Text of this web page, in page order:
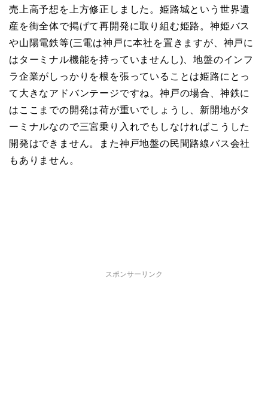
売上高予想を上方修正しました。姫路城という世界遺
産を街全体で掲げて再開発に取り組む姫路。神姫バス
や山陽電鉄等(三電は神戸に本社を置きますが、神戸に
はターミナル機能を持っていませんし)、地盤のインフ
ラ企業がしっかりを根を張っていることは姫路にとっ
て大きなアドバンテージですね。神戸の場合、神鉄に
はここまでの開発は荷が重いでしょうし、新開地がタ
ーミナルなので三宮乗り入れでもしなければこうした
開発はできません。また神戸地盤の民間路線バス会社
もありません。
スポンサーリンク